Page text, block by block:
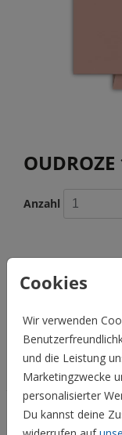
Cookies
Wir verwenden
und die Leistung
Marketingzwecke
personalisierter
Du kannst deine
Anzahl
BESCHREIBUNG
Preis:0,45 €
Hochzeit
Familie &